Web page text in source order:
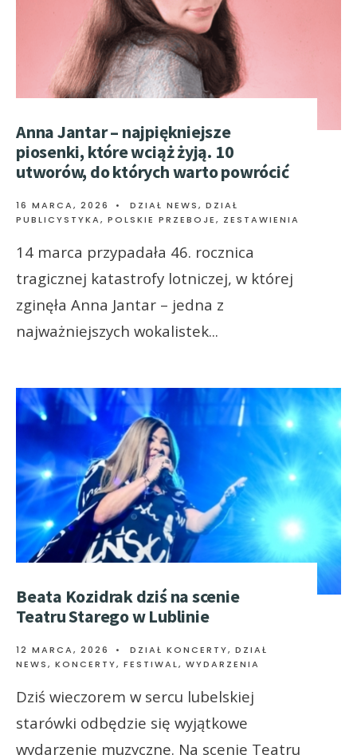
Anna Jantar – najpiękniejsze
piosenki, które wciąż żyją. 10
utworów, do których warto powrócić
16 MARCA, 2026 • DZIAŁ NEWS, DZIAŁ
PUBLICYSTYKA, POLSKIE PRZEBOJE, ZESTAWIENIA
14 marca przypadała 46. rocznica
tragicznej katastrofy lotniczej, w której
zginęła Anna Jantar – jedna z
najważniejszych wokalistek...
Beata Kozidrak dziś na scenie
Teatru Starego w Lublinie
12 MARCA, 2026 • DZIAŁ KONCERTY, DZIAŁ
NEWS, KONCERTY, FESTIWAL, WYDARZENIA
Dziś wieczorem w sercu lubelskiej
starówki odbędzie się wyjątkowe
wydarzenie muzyczne. Na scenie Teatru